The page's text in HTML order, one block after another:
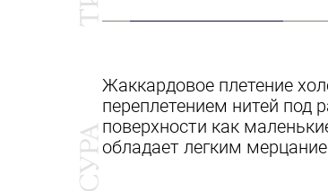
Жаккардовое плетение
переплетением нитей под
поверхности как
обладает легким